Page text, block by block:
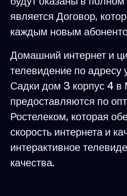
является Договор,
каждым новым
Домашний интернет и
телевидение по адресу
Садки дом 3 корпус 4 в
предоставляются по
Ростелеком, которая
скорость интернета и
интерактивное
качества.